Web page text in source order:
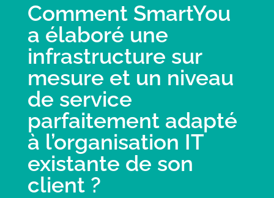
Comment SmartYou
a élaboré une
infrastructure sur
mesure et un niveau
de service
parfaitement adapté
à l’organisation IT
existante de son
client ?